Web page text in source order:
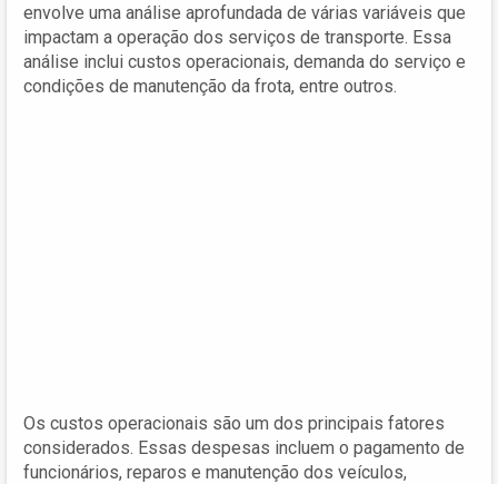
envolve uma análise aprofundada de várias variáveis que
impactam a operação dos serviços de transporte. Essa
análise inclui custos operacionais, demanda do serviço e
condições de manutenção da frota, entre outros.
Os custos operacionais são um dos principais fatores
considerados. Essas despesas incluem o pagamento de
funcionários, reparos e manutenção dos veículos,